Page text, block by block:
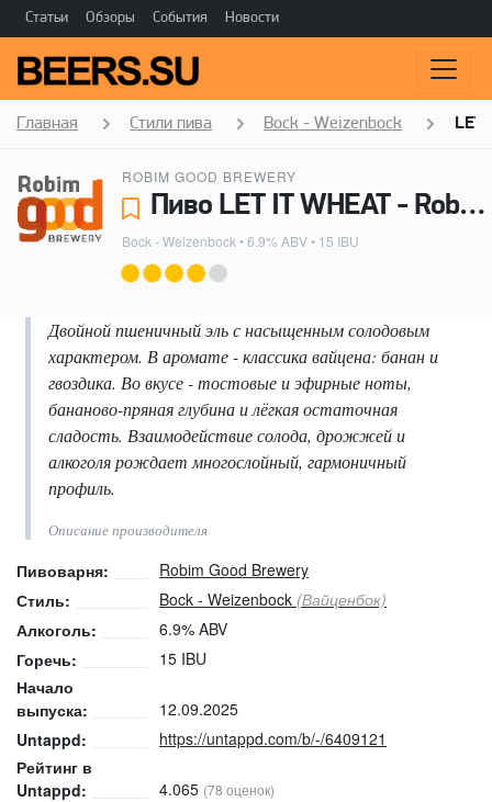
Статьи Обзоры События Новости
Главная Стили пива Bock - Weizenbock LET
ROBIM GOOD BREWERY
Пиво LET IT WHEAT - Robim Good Brewery
Bock - Weizenbock • 6.9% ABV • 15 IBU
Двойной пшеничный эль с насыщенным солодовым
характером. В аромате - классика вайцена: банан и
гвоздика. Во вкусе - тостовые и эфирные ноты,
бананово-пряная глубина и лёгкая остаточная
сладость. Взаимодействие солода, дрожжей и
алкоголя рождает многослойный, гармоничный
профиль.
Описание производителя
Пивоварня:
Robim Good Brewery
Стиль:
Bock - Weizenbock (Вайценбок)
Алкоголь:
6.9% ABV
Горечь:
15 IBU
Начало
выпуска:
12.09.2025
Untappd:
https://untappd.com/b/-/6409121
Рейтинг в
Untappd:
4.065 (78 оценок)